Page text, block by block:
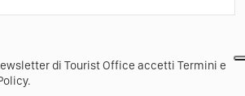
di Tourist Office accetti Termini e